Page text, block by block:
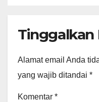
Tinggalkan
Alamat email Anda
yang wajib ditandai *
Komentar *